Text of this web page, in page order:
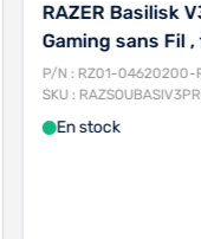
RAZER Basilisk
Gaming sans Fil
P/N : RZ01-04620200-
SKU :
En stock